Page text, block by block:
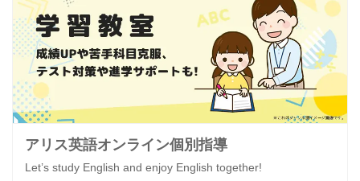
アリス英語オンライン個別指導
Let’s study English and enjoy English together!